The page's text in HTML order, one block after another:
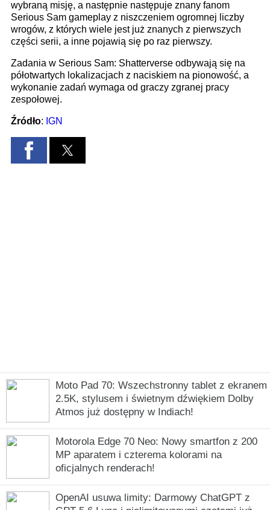
Moto Pad 70: Wszechstronny tablet z ekranem
2.5K, stylusem i świetnym dźwiękiem Dolby
Atmos już dostępny w Indiach!
Motorola Edge 70 Neo: Nowy smartfon z 200
MP aparatem i czterema kolorami na
oficjalnych renderach!
OpenAI usuwa limity: Darmowy ChatGPT z